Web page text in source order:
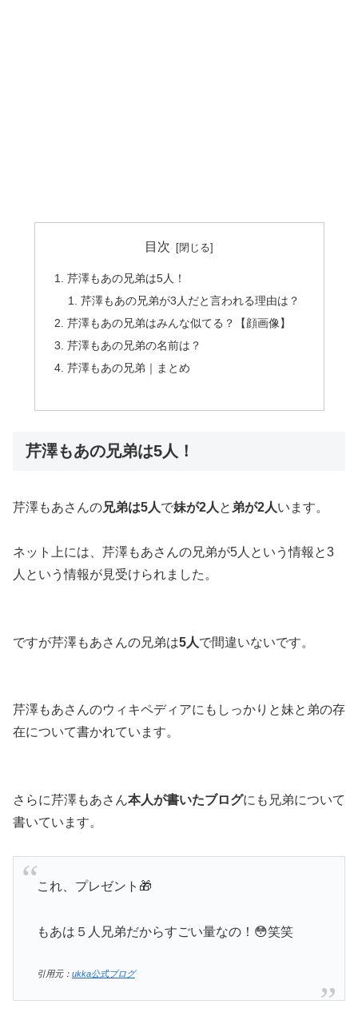
目次
芹澤もあの兄弟は5人！
芹澤もあの兄弟が3人だと言われる理由は？
芹澤もあの兄弟はみんな似てる？【顔画像】
芹澤もあの兄弟の名前は？
芹澤もあの兄弟｜まとめ
芹澤もあの兄弟は5人！
芹澤もあさんの兄弟は5人で妹が2人 と 弟が2人います。
ネット上には、芹澤もあさんの兄弟が5人という情報と3
人という情報が見受けられました。
ですが芹澤もあさんの兄弟は5人で間違いないです。
芹澤もあさんのウィキペディアにもしっかりと妹と弟の存
在について書かれています。
さらに芹澤もあさん本人が書いたブログにも兄弟について
書いています。
これ、プレゼント🎁
もあは５人兄弟だからすごい量なの！😳笑笑
引用元： ukka公式ブログ